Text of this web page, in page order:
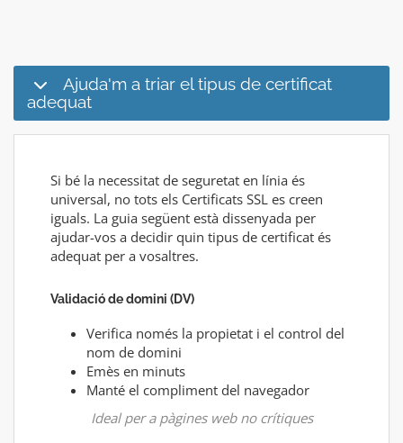
Ajuda'm a triar el tipus de certificat
adequat
Si bé la necessitat de seguretat en línia és
universal, no tots els Certificats SSL es creen
iguals. La guia següent està dissenyada per
ajudar-vos a decidir quin tipus de certificat és
adequat per a vosaltres.
Validació de domini (DV)
Verifica només la propietat i el control del
nom de domini
Emès en minuts
Manté el compliment del navegador
Ideal per a pàgines web no crítiques